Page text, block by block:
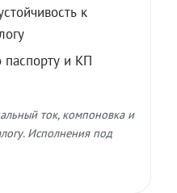
к
паспорту и КП
ток, компоновка и
Исполнения под